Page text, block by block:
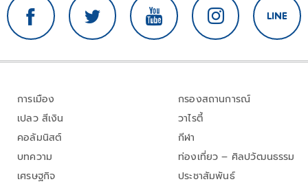
การเมือง
เปลว สีเงิน
คอลัมนิสต์
บทความ
เศรษฐกิจ
กรองสถานการณ์
วาไรตี้
กีฬา
ท่องเที่ยว – ศิลปวัฒนธรรม
ประชาสัมพันธ์